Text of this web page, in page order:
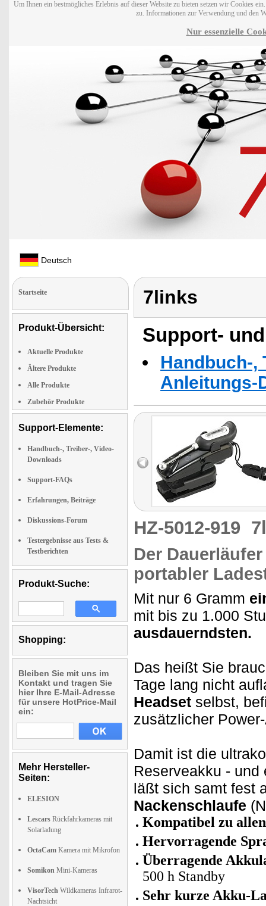
Um Ihnen ein bestmögliches Erlebnis auf dieser Website zu bieten setzen wir Cookies
zu. Informationen zur Verwendung und den
Nur essenzielle
Deutsch
Startseite
Produkt-Übersicht:
Aktuelle Produkte
Ältere Produkte
Alle Produkte
Zubehör Produkte
Support-Elemente:
Handbuch-, Treiber-, Video-
Downloads
Support-FAQs
Erfahrungen, Beiträge
Diskussions-Forum
Testergebnisse aus Tests &
Testberichten
Produkt-Suche:
Shopping:
Bleiben Sie mit uns im
Kontakt und tragen Sie
hier Ihre E-Mail-Adresse
für unsere HotPrice-Mail
ein:
Mehr Hersteller-
Seiten:
ELESION
Lescars Rückfahrkameras mit
Solarladung
OctaCam Kamera mit Mikrofon
Somikon Mini-Kameras
VisorTech Wildkameras Infrarot-
Nachtsicht
7links
Support-
Handbuch-,
Anleitungs-
HZ-5012-919
Der
portabler
Mit nur 6 Gramm
mit bis zu 1.000
ausdauerndsten.
Das heißt Sie
Tage lang nicht
Headset selbst,
zusätzlicher
Damit ist die
Reserveakku -
läßt sich samt fest
Nackenschlaufe
Kompatibel zu
Hervorragende
Überragende
500 h Standby
Sehr kurze Akku-